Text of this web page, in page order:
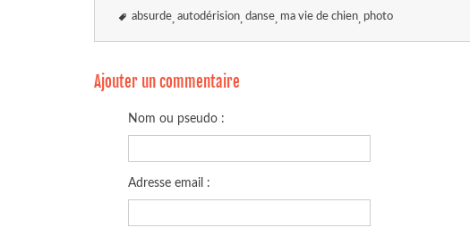
absurde autodérision danse ma vie de chien photo
Ajouter un commentaire
Nom ou pseudo :
Adresse email :